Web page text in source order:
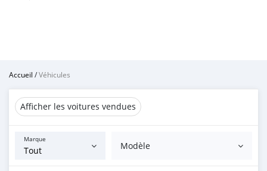
Accueil /Véhicules
Afficher les voitures vendues
Marque
Modèle